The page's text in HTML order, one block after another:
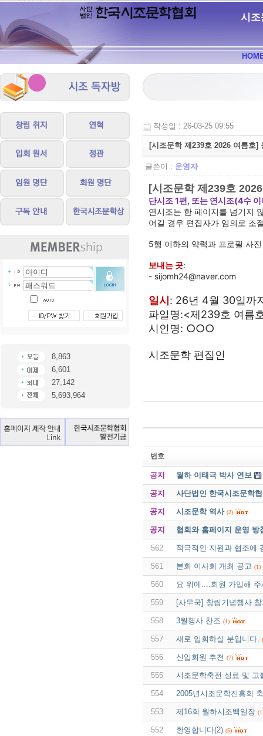
시조
8,863
6,601
27,142
5,693,964
작성일 : 26-03-25 09:55
[시조문학 제239호 2026 여름호]
글쓴이 : 운영자
[시조문학 제239호
단시조 1편, 또는 연시조(4수
연시조는 한 페이지를 넘기지
어길 경우 편집자가 임의로 조
5행 이하의 약력과 프로필 사
보내는 곳:
- sijomh24@naver.com
일시 : 26년 4월 30일까
파일명:<제239호 여름
시인명: ○○○
시조문학 편집인
번호
공지 월하 이태극 박사 연보
공지 사단법인 한국시조문학
공지 시조문학 역사 (2)
공지 협회와 홈페이지 운영 방
562 적극적인 지원과 협조에
561 본회 이사회 개최 공고 (1)
560 요 위에....회원 가입해 주
559 [사무국] 창립기념행사
558 3월행사 찬조 (1)
557 새로 입회하실 분입니다.
556 신입회원 추천 (7)
555 시조문학축전 성료 및 고
554 2005년시조문학진흥회
553 제16회 월하시조백일장
552 환영합니다(2) (5)